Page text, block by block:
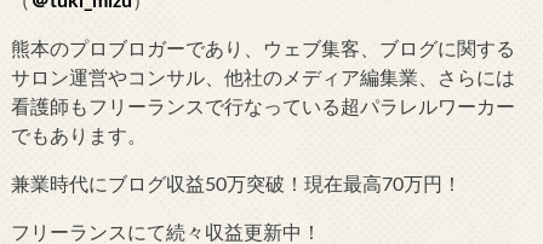
熊本のプロブロガーであり、ウェブ集客、ブログに関する
サロン運営やコンサル、他社のメディア編集業、さらには
看護師もフリーランスで行なっている超パラレルワーカー
でもあります。
兼業時代にブログ収益50万突破！現在最高70万円！
フリーランスにて続々収益更新中！